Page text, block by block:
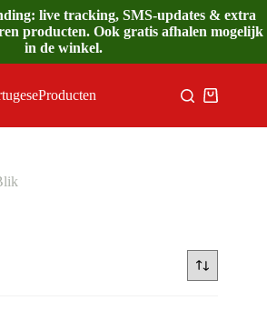
live tracking, SMS-updates & extra
producten. Ook gratis afhalen mogelijk
in de winkel.